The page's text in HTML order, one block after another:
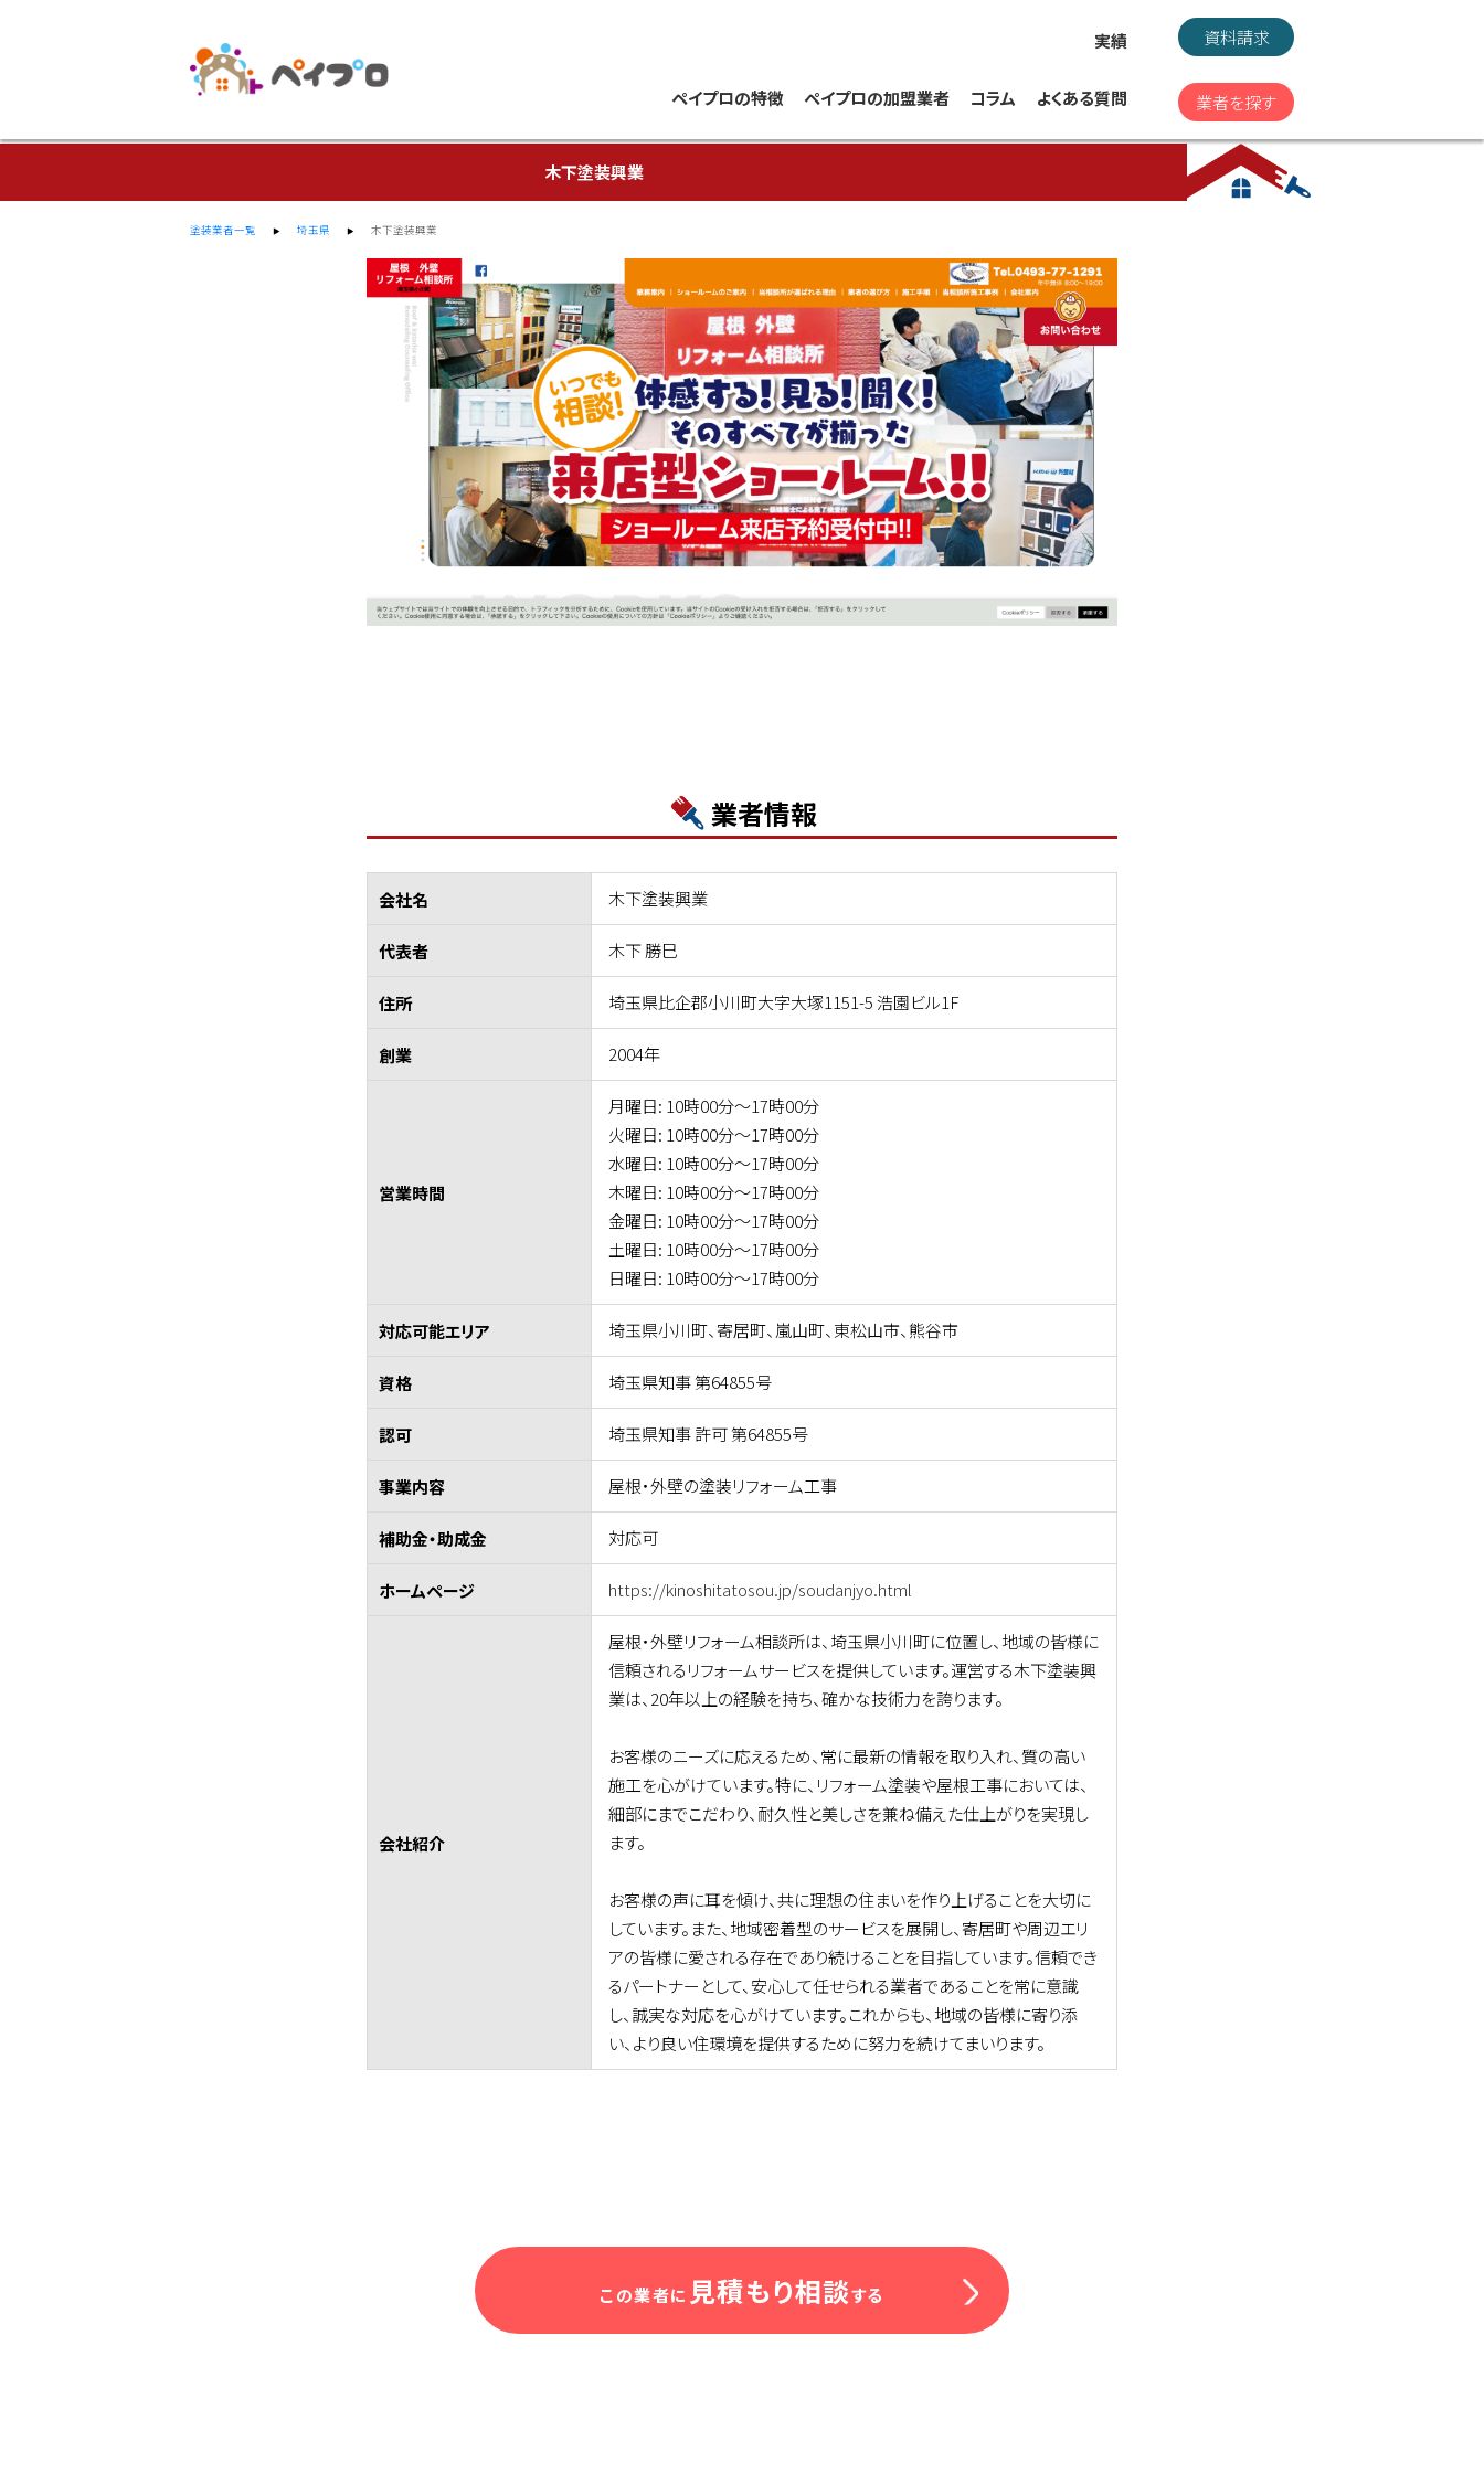
実績
ペイプロの特徴 ペイプロの加盟業者 コラム よくある質問
資料請求
業者を探す
木下塗装興業
塗装業者一覧 埼玉県 木下塗装興業
業者情報
会社名 木下塗装興業
代表者 木下 勝巳
住所 埼玉県比企郡小川町大字大塚1151-5 浩園ビル1F
創業 2004年
営業時間
月曜日: 10時00分～17時00分
火曜日: 10時00分～17時00分
水曜日: 10時00分～17時00分
木曜日: 10時00分～17時00分
金曜日: 10時00分～17時00分
土曜日: 10時00分～17時00分
日曜日: 10時00分～17時00分
対応可能エリア 埼玉県小川町、寄居町、嵐山町、東松山市、熊谷市
資格 埼玉県知事 第64855号
認可 埼玉県知事 許可 第64855号
事業内容 屋根・外壁の塗装リフォーム工事
補助金・助成金 対応可
ホームページ https://kinoshitatosou.jp/soudanjyo.html
会社紹介
屋根・外壁リフォーム相談所は、埼玉県小川町に位置し、地域の皆様に
信頼されるリフォームサービスを提供しています。運営する木下塗装興
業は、20年以上の経験を持ち、確かな技術力を誇ります。
お客様のニーズに応えるため、常に最新の情報を取り入れ、質の高い
施工を心がけています。特に、リフォーム塗装や屋根工事においては、
細部にまでこだわり、耐久性と美しさを兼ね備えた仕上がりを実現し
ます。
お客様の声に耳を傾け、共に理想の住まいを作り上げることを大切に
しています。また、地域密着型のサービスを展開し、寄居町や周辺エリ
アの皆様に愛される存在であり続けることを目指しています。信頼でき
るパートナーとして、安心して任せられる業者であることを常に意識
し、誠実な対応を心がけています。これからも、地域の皆様に寄り添
い、より良い住環境を提供するために努力を続けてまいります。
この業者に 見積もり相談する